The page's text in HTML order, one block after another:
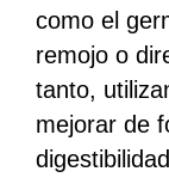
como el
remojo o
tanto,
mejorar de